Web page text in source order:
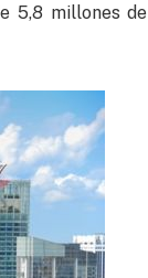
5,8 millones de